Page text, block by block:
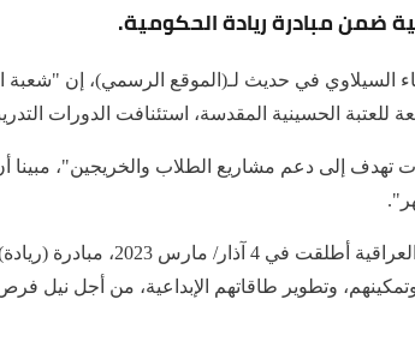
ضمن مبادرة ريادة الحكومية.
السيلاوي في حديث لـ(الموقع الرسمي)، إن "شعبة
للعتبة الحسينية المقدسة، استئنافت الدورات
تهدف إلى دعم مشاريع الطلاب والخريجين"، مبينا
يذكر أن الحكومة العراقية
وتمكينهم، وتطوير طاقاتهم الإبداعية، من أجل